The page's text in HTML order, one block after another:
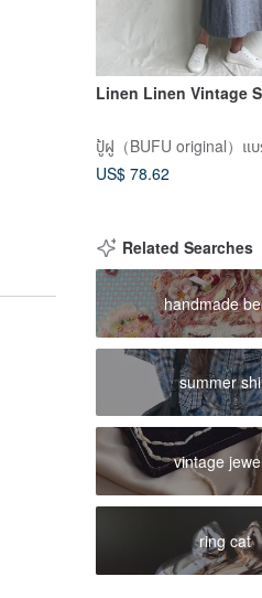
Linen Linen Vintage
US$ 78.62
Related Searches
handmade
summer
vintage
ring cat